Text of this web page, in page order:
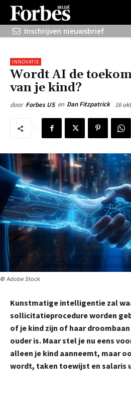
Inschrijven nieuwsbrief
INNOVATIE
Wordt AI de
van je kind?
door Forbes US en Dan Fitzpatrick 16
© Adobe Stock
Kunstmatige intelligentie zal
sollicitatieprocedure worden
of je kind zijn of haar
ouder is. Maar stel je nu eens
alleen je kind aanneemt, maar
wordt, taken toewijst en salaris